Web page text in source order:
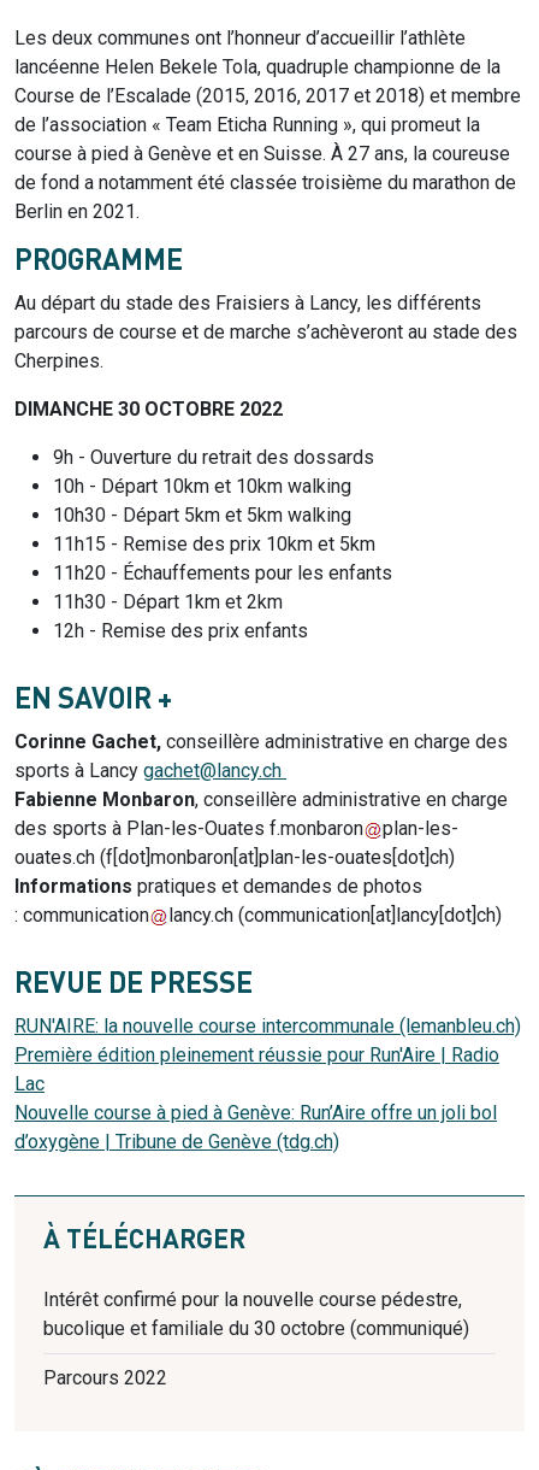
Les deux communes ont l’honneur d’accueillir l’athlète
lancéenne Helen Bekele Tola, quadruple championne de la
Course de l’Escalade (2015, 2016, 2017 et 2018) et membre
de l’association « Team Eticha Running », qui promeut la
course à pied à Genève et en Suisse. À 27 ans, la coureuse
de fond a notamment été classée troisième du marathon de
Berlin en 2021.
PROGRAMME
Au départ du stade des Fraisiers à Lancy, les différents
parcours de course et de marche s’achèveront au stade des
Cherpines.
DIMANCHE 30 OCTOBRE 2022
9h - Ouverture du retrait des dossards
10h - Départ 10km et 10km walking
10h30 - Départ 5km et 5km walking
11h15 - Remise des prix 10km et 5km
11h20 - Échauffements pour les enfants
11h30 - Départ 1km et 2km
12h - Remise des prix enfants
EN SAVOIR +
Corinne Gachet, conseillère administrative en charge des
sports à Lancy gachet@lancy.ch
Fabienne Monbaron, conseillère administrative en charge
des sports à Plan-les-Ouates f.monbaron
plan-les-
ouates.ch (f[dot]monbaron[at]plan-les-ouates[dot]ch)
Informations pratiques et demandes de photos
: communication lancy.ch (communication[at]lancy[dot]ch)
REVUE DE PRESSE
RUN'AIRE: la nouvelle course intercommunale (lemanbleu.ch)
Première édition pleinement réussie pour Run'Aire | Radio
Lac
Nouvelle course à pied à Genève: Run’Aire offre un joli bol
d’oxygène | Tribune de Genève (tdg.ch)
À TÉLÉCHARGER
Intérêt confirmé pour la nouvelle course pédestre,
bucolique et familiale du 30 octobre (communiqué)
Parcours 2022